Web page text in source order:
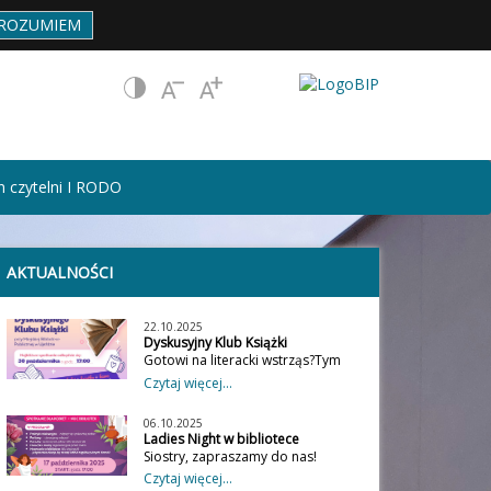
czytelni I RODO
AKTUALNOŚCI
22.10.2025
Dyskusyjny Klub Książki
Gotowi na literacki wstrząs?Tym
razem bierzemy na warsztat dwa
mocne tytuły: „Piąte dziecko”
mroczne pytania o rodzinę.
„Kobieta na schodach” Bernhard
Schlink – miłość, sztuka i
tajemnice, które nie dają
Czytaj więcej...
06.10.2025
Ladies Night w bibliotece
Siostry, zapraszamy do nas!
Jedyna taka noc w roku… Ladies
Czytaj więcej...